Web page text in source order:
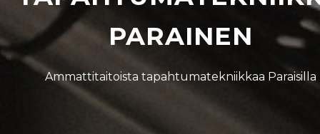
PARAINEN
Ammattitaitoista tapahtumatekniikkaa Paraisilla